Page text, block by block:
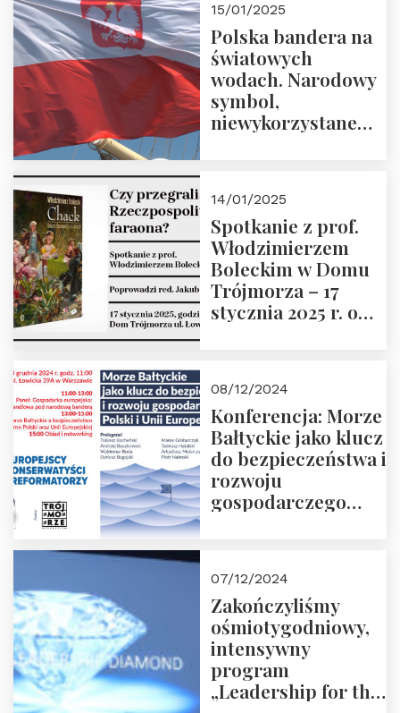
Prowadzi prof.
Zbigniew
Stawrowski
15/01/2025
Polska bandera na
światowych
wodach. Narodowy
symbol,
niewykorzystane
14/01/2025
Spotkanie z prof.
Włodzimierzem
Boleckim w Domu
Trójmorza – 17
stycznia 2025 r. o
08/12/2024
Konferencja: Morze
Bałtyckie jako klucz
do bezpieczeństwa i
rozwoju
gospodarczego
ZAPRASZAMY
07/12/2024
Zakończyliśmy
ośmiotygodniowy,
intensywny
program
„Leadership for the